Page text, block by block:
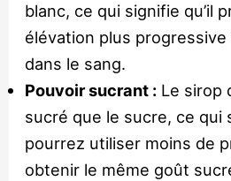
blanc, ce qui signifie qu’il
élévation plus progressive
dans le sang.
Pouvoir sucrant : Le sirop
sucré que le sucre, ce qui
pourrez utiliser moins de
obtenir le même goût